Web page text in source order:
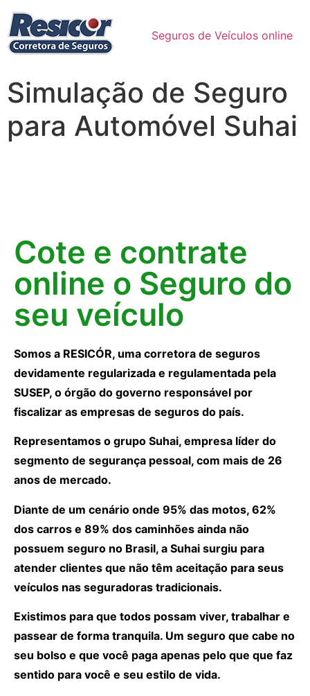
Seguros de Veículos online
Simulação de Seguro
para Automóvel Suhai
Cote e contrate
online o Seguro do
seu veículo
Somos a RESICÓR, uma corretora de seguros
devidamente regularizada e regulamentada pela
SUSEP, o órgão do governo responsável por
fiscalizar as empresas de seguros do país.
Representamos o grupo Suhai, empresa líder do
segmento de segurança pessoal, com mais de 26
anos de mercado.
Diante de um cenário onde 95% das motos, 62%
dos carros e 89% dos caminhões ainda não
possuem seguro no Brasil, a Suhai surgiu para
atender clientes que não têm aceitação para seus
veículos nas seguradoras tradicionais.
Existimos para que todos possam viver, trabalhar e
passear de forma tranquila. Um seguro que cabe no
seu bolso e que você paga apenas pelo que que faz
sentido para você e seu estilo de vida.